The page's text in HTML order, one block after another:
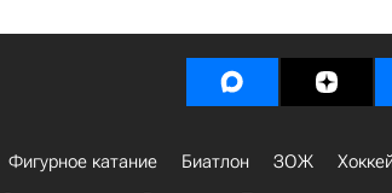
Фигурное катание Биатлон ЗОЖ